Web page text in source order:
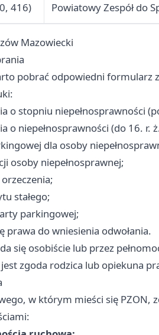
416) Powiatowy Zespół do
Mazowiecki
pobrać odpowiedni formularz
o stopniu niepełnosprawności
o niepełnosprawności (do 16. r.
dla osoby
osoby niepełnosprawnej;
stałego;
parkingowej;
prawa do wniesienia odwołania.
się osobiście lub przez
zgoda rodzica lub opiekuna
w którym mieści się PZON,